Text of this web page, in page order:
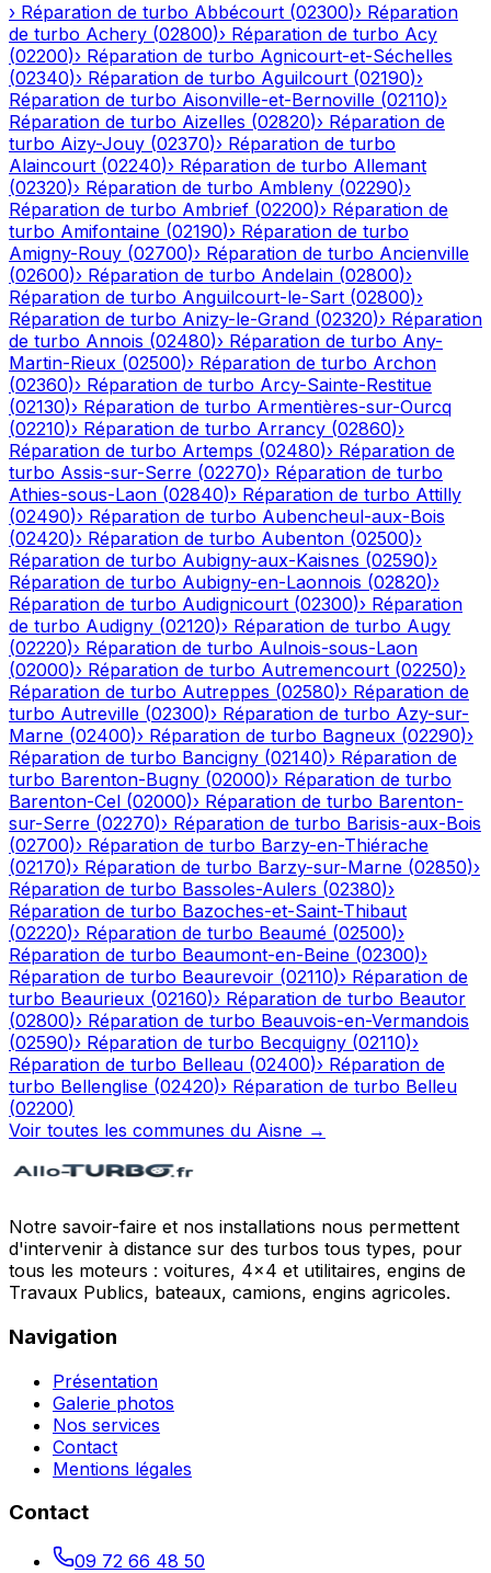
› Réparation de turbo Abbécourt (02300)› Réparation
de turbo Achery (02800)› Réparation de turbo Acy
(02200)› Réparation de turbo Agnicourt-et-Séchelles
(02340)› Réparation de turbo Aguilcourt (02190)›
Réparation de turbo Aisonville-et-Bernoville (02110)›
Réparation de turbo Aizelles (02820)› Réparation de
turbo Aizy-Jouy (02370)› Réparation de turbo
Alaincourt (02240)› Réparation de turbo Allemant
(02320)› Réparation de turbo Ambleny (02290)›
Réparation de turbo Ambrief (02200)› Réparation de
turbo Amifontaine (02190)› Réparation de turbo
Amigny-Rouy (02700)› Réparation de turbo Ancienville
(02600)› Réparation de turbo Andelain (02800)›
Réparation de turbo Anguilcourt-le-Sart (02800)›
Réparation de turbo Anizy-le-Grand (02320)› Réparation
de turbo Annois (02480)› Réparation de turbo Any-
Martin-Rieux (02500)› Réparation de turbo Archon
(02360)› Réparation de turbo Arcy-Sainte-Restitue
(02130)› Réparation de turbo Armentières-sur-Ourcq
(02210)› Réparation de turbo Arrancy (02860)›
Réparation de turbo Artemps (02480)› Réparation de
turbo Assis-sur-Serre (02270)› Réparation de turbo
Athies-sous-Laon (02840)› Réparation de turbo Attilly
(02490)› Réparation de turbo Aubencheul-aux-Bois
(02420)› Réparation de turbo Aubenton (02500)›
Réparation de turbo Aubigny-aux-Kaisnes (02590)›
Réparation de turbo Aubigny-en-Laonnois (02820)›
Réparation de turbo Audignicourt (02300)› Réparation
de turbo Audigny (02120)› Réparation de turbo Augy
(02220)› Réparation de turbo Aulnois-sous-Laon
(02000)› Réparation de turbo Autremencourt (02250)›
Réparation de turbo Autreppes (02580)› Réparation de
turbo Autreville (02300)› Réparation de turbo Azy-sur-
Marne (02400)› Réparation de turbo Bagneux (02290)›
Réparation de turbo Bancigny (02140)› Réparation de
turbo Barenton-Bugny (02000)› Réparation de turbo
Barenton-Cel (02000)› Réparation de turbo Barenton-
sur-Serre (02270)› Réparation de turbo Barisis-aux-Bois
(02700)› Réparation de turbo Barzy-en-Thiérache
(02170)› Réparation de turbo Barzy-sur-Marne (02850)›
Réparation de turbo Bassoles-Aulers (02380)›
Réparation de turbo Bazoches-et-Saint-Thibaut
(02220)› Réparation de turbo Beaumé (02500)›
Réparation de turbo Beaumont-en-Beine (02300)›
Réparation de turbo Beaurevoir (02110)› Réparation de
turbo Beaurieux (02160)› Réparation de turbo Beautor
(02800)› Réparation de turbo Beauvois-en-Vermandois
(02590)› Réparation de turbo Becquigny (02110)›
Réparation de turbo Belleau (02400)› Réparation de
turbo Bellenglise (02420)› Réparation de turbo Belleu
(02200)
Voir toutes les communes du Aisne →
Notre savoir-faire et nos installations nous permettent
d'intervenir à distance sur des turbos tous types, pour
tous les moteurs : voitures, 4x4 et utilitaires, engins de
Travaux Publics, bateaux, camions, engins agricoles.
Navigation
Présentation
Galerie photos
Nos services
Contact
Mentions légales
Contact
09 72 66 48 50